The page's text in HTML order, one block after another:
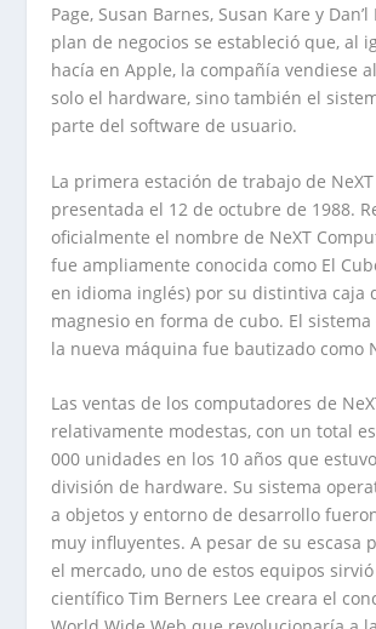
Page, Susan Barnes, Susan Kare y
plan de negocios se estableció que, al
hacía en Apple, la compañía vendiese
solo el hardware, sino también el
parte del software de usuario.
La primera estación de trabajo de
presentada el 12 de octubre de 1988.
oficialmente el nombre de NeXT
fue ampliamente conocida como El
en idioma inglés) por su distintiva caja
magnesio en forma de cubo. El
la nueva máquina fue bautizado como
Las ventas de los computadores de
relativamente modestas, con un total
000 unidades en los 10 años que
división de hardware. Su sistema
a objetos y entorno de desarrollo
muy influyentes. A pesar de su escasa
el mercado, uno de estos equipos
científico Tim Berners Lee creara el